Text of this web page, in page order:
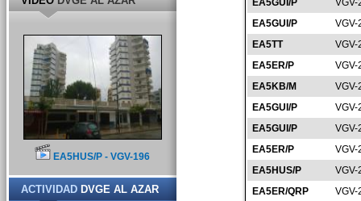
EA5GUI/P
VGV-
EA5GUI/P
VGV-
EA5TT
VGV-
EA5ER/P
VGV-
EA5KB/M
VGV-
EA5GUI/P
VGV-
EA5GUI/P
VGV-
EA5ER/P
VGV-
EA5HUS/P
VGV-
EA5ER/QRP
VGV-
EA5HUS/P - VGV-196
ACTIVIDADDVGE AL AZAR